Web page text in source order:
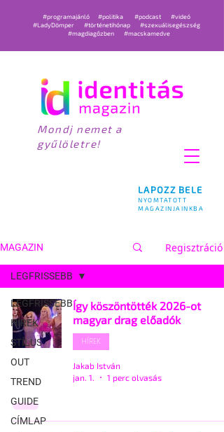
LAPOZZ BELE
NYOMTATOTT
MAGAZINJAINKBA
#programajánló #politika #podcast
#videó
#LadyDömper
#történetihónap
#szexuálisegészség
#magdiagőzben
#macskamedve
Mondj nemet a
gyűlöletre!
MAGAZIN Regisztráció
LEGFRISSEBB
HÍREK
STÍLUS
OUT
TREND
GUIDE
CÍMLAP
LEGFRISSEBB
Így köszöntötték 2026-ot
magyar drag előadók
HÍREK
Jakab István
jan. 1.
1 perc olvasás